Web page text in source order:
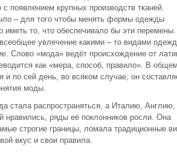
с появлением крупных производств тканей.
– для того чтобы менять формы одежды
иметь то, что обеспечивало бы эти перемены.
увлечение какими – то видами
Слово «мода» ведёт происхождение от
как «мера, способ, правило». В
и по сей день, во всяком случае, он
моды.
стала распространяться, а Италию, Англию,
нравились, ряды её поклонников росли. Она
строгие границы, ломала традиционные
вкус и свои правила.